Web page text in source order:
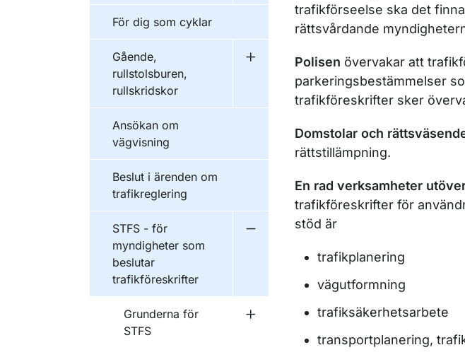
För dig som cyklar
Gående,
rullstolsburen,
rullskridskor
Undermeny för Gående, rullstolsburen,
Ansökan om
vägvisning
Beslut i ärenden om
trafikreglering
STFS - för
myndigheter som
beslutar
trafikföreskrifter
Grunderna för
STFS
Undermeny för Grunderna för STFS
trafikförseelse ska det
rättsvårdande
Polisen övervakar att
parkeringsbestämmelser
trafikföreskrifter sker
Domstolar och
rättstillämpning.
En rad verksamheter
trafikföreskrifter för
stöd är
trafikplanering
vägutformning
trafiksäkerhetsarbete
transportplanering,